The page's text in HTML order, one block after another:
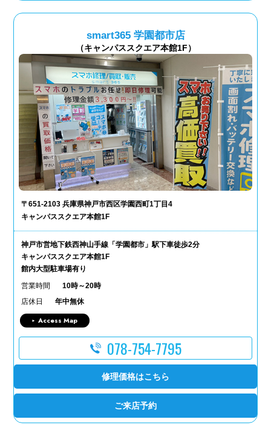
smart365 学園都市店
（キャンパススクエア本館1F）
〒651-2103 兵庫県神戸市西区学園西町1丁目4
キャンパススクエア本館1F
神戸市営地下鉄西神山手線「学園都市」駅下車徒歩2分
キャンパススクエア本館1F
館内大型駐車場有り
営業時間
10時～20時
店休日
年中無休
Access Map
078-754-7795
修理価格はこちら
ご来店予約